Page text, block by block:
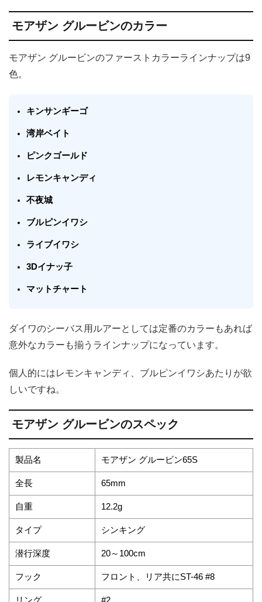
モアザン グルービンのカラー
モアザン グルービンのファーストカラーラインナップは9
色。
キンサンギーゴ
湾岸ベイト
ピンクゴールド
レモンキャンディ
不夜城
ブルピンイワシ
ライブイワシ
3Dイナッ子
マットチャート
ダイワのシーバス用ルアーとしては定番のカラーもあれば
意外なカラーも揃うラインナップになっています。
個人的にはレモンキャンディ、ブルピンイワシあたりが欲
しいですね。
モアザン グルービンのスペック
製品名 モアザン グルービン65S
全長 65mm
自重 12.2g
タイプ シンキング
潜行深度 20～100cm
フック フロント、リア共にST-46 #8
リング #2